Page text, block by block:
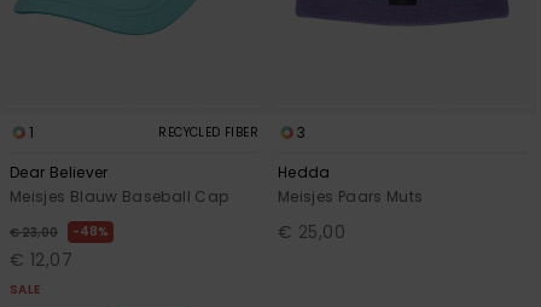
1 RECYCLED FIBER
Dear Believer
Meisjes Blauw Baseball Cap
€ 23,00 48%
€ 12,07
SALE
3
Hedda
Meisjes Paars Muts
€ 25,00